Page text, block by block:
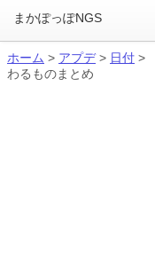
ホーム > アプデ> 日付 >
わるものまとめ